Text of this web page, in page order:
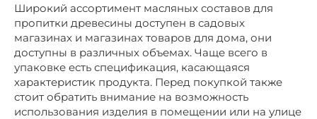
Широкий ассортимент масляных составов для
пропитки древесины доступен в садовых
магазинах и магазинах товаров для дома, они
доступны в различных объемах. Чаще всего в
упаковке есть спецификация, касающаяся
характеристик продукта. Перед покупкой также
стоит обратить внимание на возможность
использования изделия в помещении или на улице